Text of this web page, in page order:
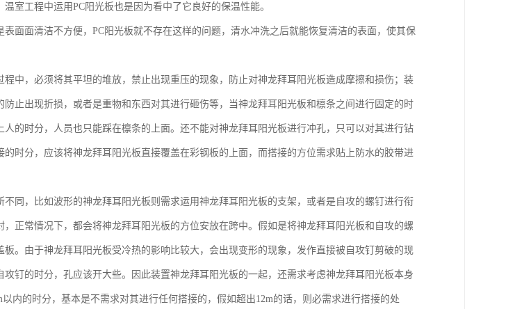
室工程中运用PC阳光板也是因为看中了它良好的保温性能。
面面清洁不方便，PC阳光板就不存在这样的问题，清水冲洗之后就能恢复清洁的表面，使其保
中，必须将其平坦的堆放，禁止出现重压的现象，防止对神龙拜耳阳光板造成摩擦和损伤；装
止出现折损，或者是重物和东西对其进行砸伤等，当神龙拜耳阳光板和檩条之间进行固定的时
的时分，人员也只能踩在檩条的上面。还不能对神龙拜耳阳光板进行冲孔，只可以对其进行钻
时分，应该将神龙拜耳阳光板直接覆盖在彩钢板的上面，而搭接的方位需求贴上防水的胶带进
同，比如波形的神龙拜耳阳光板则需求运用神龙拜耳阳光板的支架，或者是自攻的螺钉进行衔
正常情况下，都会将神龙拜耳阳光板的方位安放在跨中。假如是将神龙拜耳阳光板和自攻的螺
。由于神龙拜耳阳光板受冷热的影响比较大，会出现变形的现象，发作直接被自攻钉剪破的现
钉的时分，孔应该开大些。因此装置神龙拜耳阳光板的一起，还需求考虑神龙拜耳阳光板本身
内的时分，基本是不需求对其进行任何搭接的，假如超出12m的话，则必需求进行搭接的处